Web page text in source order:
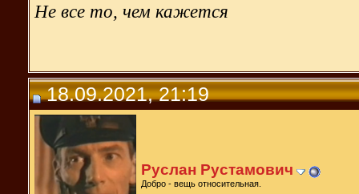
Не все то, чем кажется
18.09.2021, 21:19
Руслан Рустамович
Добро - вещь относительная.